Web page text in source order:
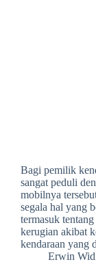
Bagi pemilik
sangat peduli
mobilnya
segala hal yang
termasuk
kerugian akibat
kendaraan yang
Erwin